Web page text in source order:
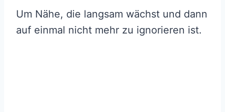
Um Nähe, die langsam wächst und dann
auf einmal nicht mehr zu ignorieren ist.